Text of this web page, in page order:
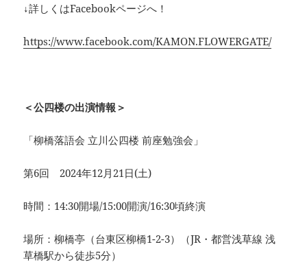
↓詳しくはFacebookページへ！
https://www.facebook.com/KAMON.FLOWERGATE/
＜公四楼の出演情報＞
「柳橋落語会 立川公四楼 前座勉強会」
第6回 2024年12月21日(土)
時間：14:30開場/15:00開演/16:30頃終演
場所：柳橋亭（台東区柳橋1-2-3）（JR・都営浅草線 浅
草橋駅から徒歩5分）